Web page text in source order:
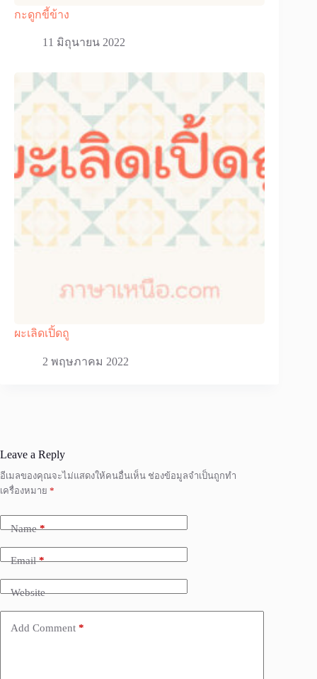
กะดูกขี้ข้าง
11 มิถุนายน 2022
ผะเลิดเปิ้ดถู
2 พฤษภาคม 2022
Leave a Reply
อีเมลของคุณจะไม่แสดงให้คนอื่นเห็น ช่องข้อมูลจำเป็นถูกทำ
เครื่องหมาย *
Name*
Email*
Website
Add Comment *